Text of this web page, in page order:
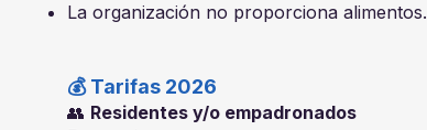
La organización no proporciona alimentos.
💰 Tarifas 2026
👥 Residentes y/o empadronados